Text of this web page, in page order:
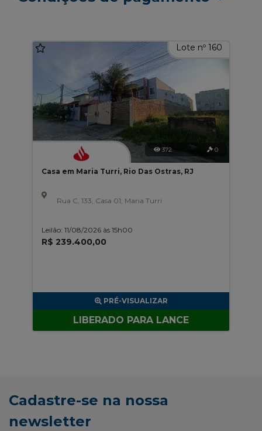
Lote nº 160
372 0
Casa em Maria Turri, Rio Das Ostras, RJ
Rua C, 133, Casa 01, Maria Turri
Leilão: 11/08/2026 às 15h00
R$ 239.400,00
PRÉ-VISUALIZAR
LIBERADO PARA LANCE
Cadastre-se na nossa
newsletter